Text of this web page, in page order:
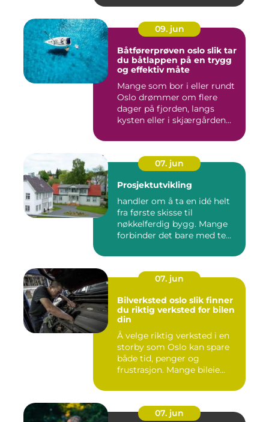
09. jun
Båtførerprøven oslo slik tar
du båtlappen på en trygg
og effektiv måte
Mange som bor i eller rundt
Oslo drømmer om flere
dager på fjorden, langs
kysten eller i skjærgården...
07. jun
Prosjektutvikling
handler om å ta en idé helt
fra første skisse til
nøkkelferdig bygg. Mange
forbinder det bare med te...
07. jun
Bilverksted oslo slik finner
du riktig verksted for bilen
din
Å velge riktig verksted i en
storby som Oslo kan spare
både tid, penger og
frustrasjon. Mange bileie...
07. jun